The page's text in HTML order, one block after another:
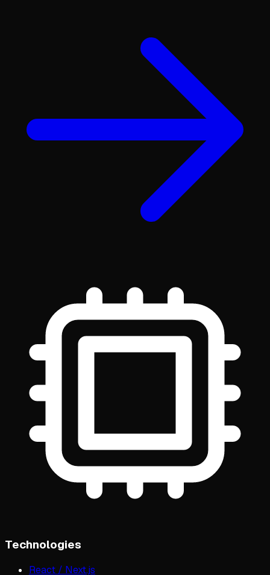
Technologies
React / Next.js